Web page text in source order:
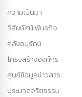
ความเป็นมา
วิสัยทัศน์ พันธกิจ
คลังอนุรักษ์
โครงสร้างองค์กร
ศูนย์ข้อมูลข่าวสาร
ประมวลจริยธรรม